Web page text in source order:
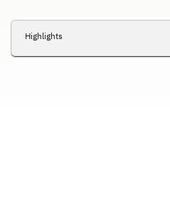
Highlights